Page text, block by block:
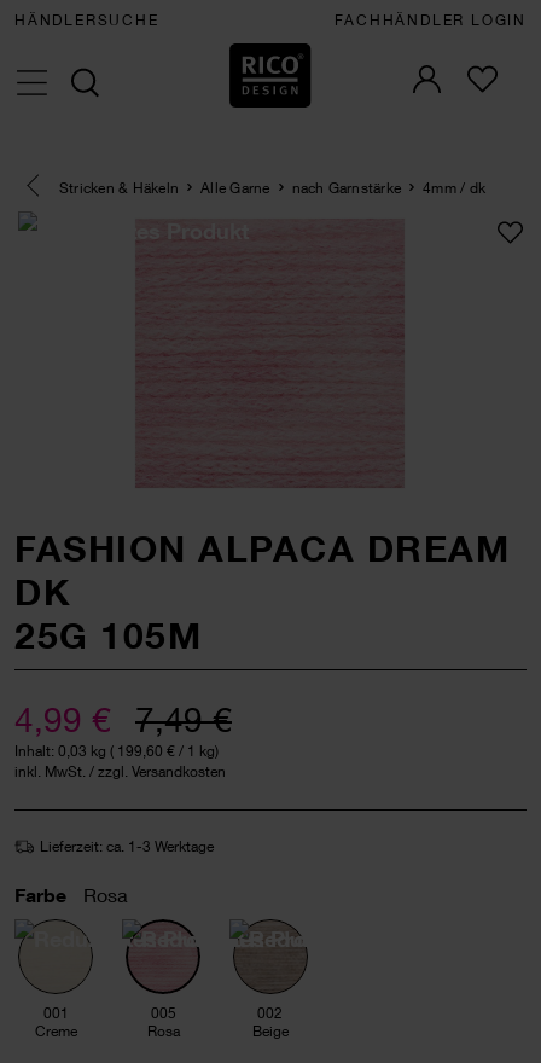
HÄNDLERSUCHE FACHHÄNDLER LOGIN
Eine Kategorie zurück navigieren
Stricken & Häkeln Alle Garne nach Garnstärke 4mm / dk
FASHION ALPACA DREAM
DK
25G 105M
4,99 € 7,49 €
Inhalt: 0,03 kg ( 199,60 € / 1 kg)
inkl. MwSt. / zzgl. Versandkosten
Lieferzeit: ca. 1-3 Werktage
Farbe Rosa
001
Creme
005
Rosa
002
Beige